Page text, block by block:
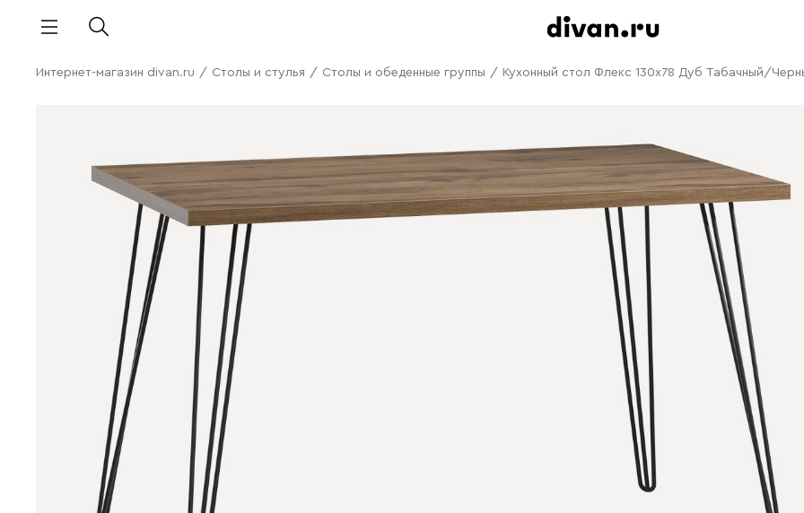
Интернет-магазин divan.ru / Столы и стулья / Столы и обеденные группы / Кухонный стол Флекс 130x78 Дуб Табачный/